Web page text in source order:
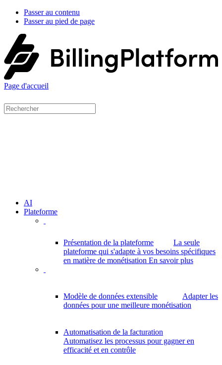
Passer au contenu
Passer au pied de page
Page d'accueil
AI
Plateforme
Présentation de la plateforme
La seule
plateforme qui s'adapte à vos besoins spécifiques
en matière de monétisation En savoir plus
Modèle de données extensible
Adapter les
données pour une meilleure monétisation
Automatisation de la facturation
Automatisez les processus pour gagner en
efficacité et en contrôle